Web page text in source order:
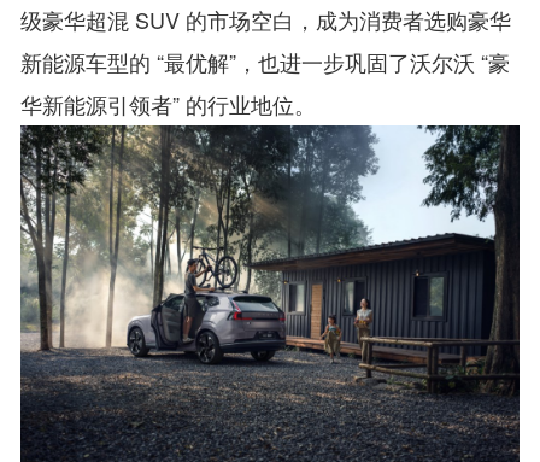
级豪华超混 SUV 的市场空白，成为消费者选购豪华
新能源车型的 “最优解”，也进一步巩固了沃尔沃 “豪
华新能源引领者” 的行业地位。